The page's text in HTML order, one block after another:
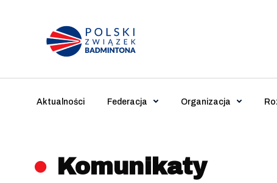
Main Navigation
Aktualności Federacja Organizacja
Komunikaty